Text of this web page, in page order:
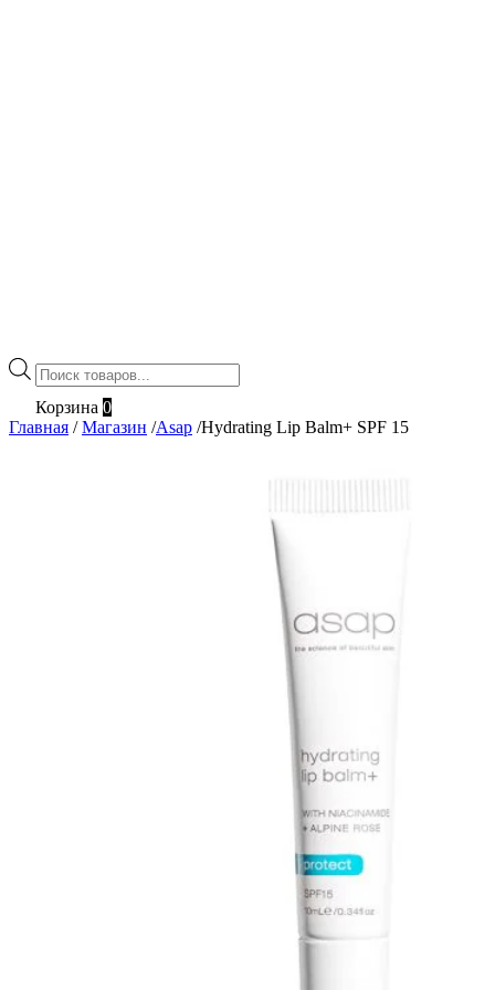
Поиск
товаров
Корзина 0
Главная / Магазин /Asap /Hydrating Lip Balm+ SPF 15